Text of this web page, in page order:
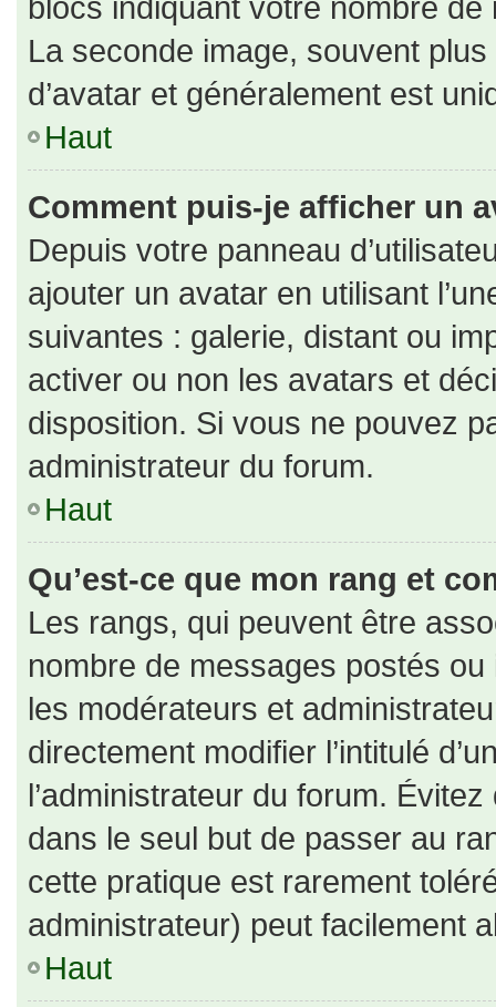
La seconde image, souvent
d’avatar et généralement est
Haut
Comment puis-je afficher un
Depuis votre panneau
ajouter un avatar en utilisant
suivantes : galerie, distant ou
activer ou non les avatars et
disposition. Si vous ne pouvez
administrateur du forum.
Haut
Qu’est-ce que mon rang et
Les rangs, qui peuvent être
nombre de messages postés
les modérateurs et
directement modifier l’intitulé
l’administrateur du forum.
dans le seul but de passer au
cette pratique est rarement
administrateur) peut facilement
Haut